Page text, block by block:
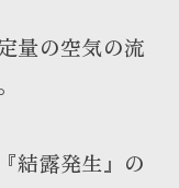
量の空気の流
結露発生』の